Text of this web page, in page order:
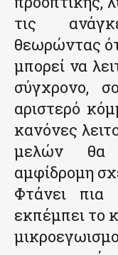
τις
θεωρώντας
μπορεί να
σύγχρονο,
αριστερό
κανόνες
μελών θα
αμφίδρομη
Φτάνει πια
εκπέμπει το